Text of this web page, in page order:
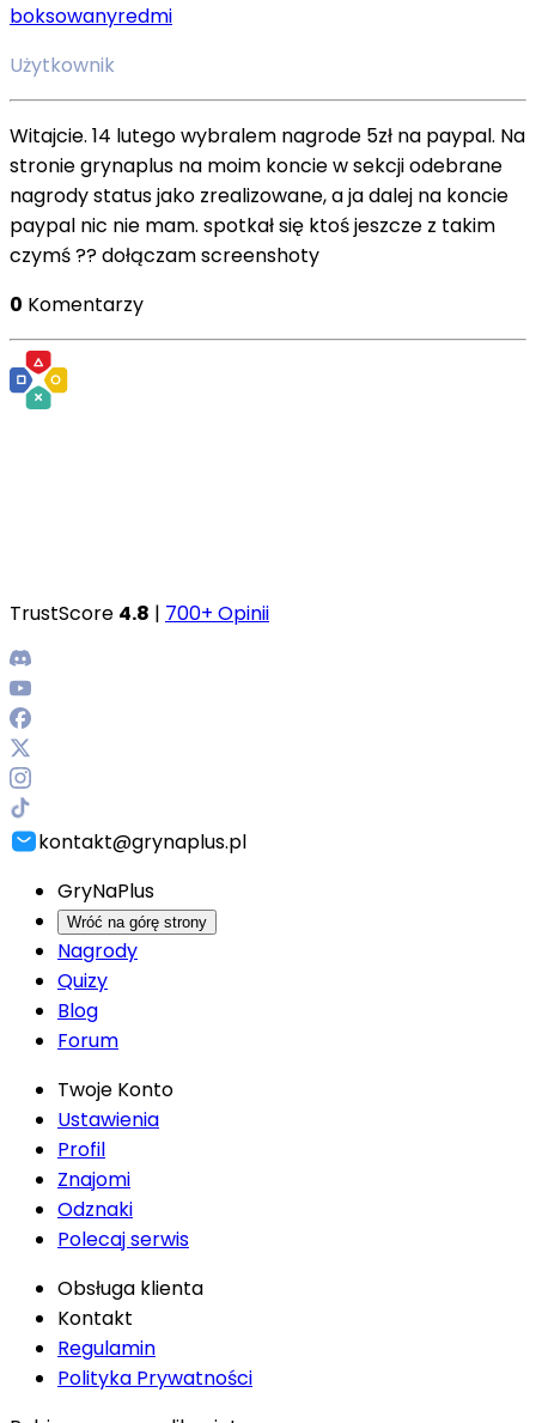
boksowanyredmi
Użytkownik
Witajcie. 14 lutego wybralem nagrode 5zł na paypal. Na
stronie grynaplus na moim koncie w sekcji odebrane
nagrody status jako zrealizowane, a ja dalej na koncie
paypal nic nie mam. spotkał się ktoś jeszcze z takim
czymś ?? dołączam screenshoty
0 Komentarzy
TrustScore 4.8 | 700+ Opinii
kontakt@grynaplus.pl
GryNaPlus
Wróć na górę strony
Nagrody
Quizy
Blog
Forum
Twoje Konto
Ustawienia
Profil
Znajomi
Odznaki
Polecaj serwis
Obsługa klienta
Kontakt
Regulamin
Polityka Prywatności